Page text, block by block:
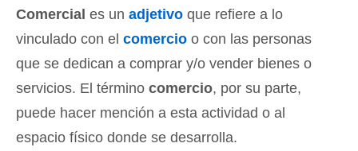
Comercial es un adjetivo que refiere a lo
vinculado con el comercio o con las personas
que se dedican a comprar y/o vender bienes o
servicios. El término comercio, por su parte,
puede hacer mención a esta actividad o al
espacio físico donde se desarrolla.